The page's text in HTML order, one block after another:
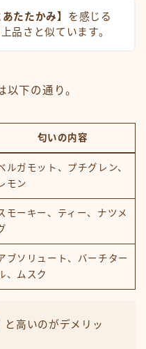
たたかみ】 を感じる
品さと似ています。
以下の通り。
匂いの内容
ルガモット、プチグレン、
モン
モーキー、ティー、ナツメ
ブソリュート、バーチター
、ムスク
と高いのがデメリッ